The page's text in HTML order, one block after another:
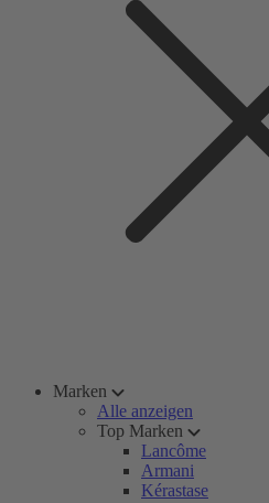
Marken
Alle anzeigen
Top Marken
Lancôme
Armani
Kérastase